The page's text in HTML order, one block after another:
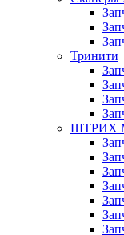
Тринити
ШТРИХ